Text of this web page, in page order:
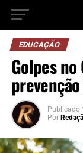
EDUCAÇÃO
Golpes
Publicado
Por